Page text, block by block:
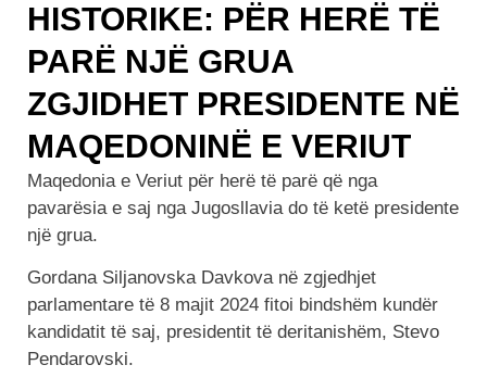
HISTORIKE: PËR HERË TË
PARË NJË GRUA
ZGJIDHET PRESIDENTE NË
MAQEDONINË E VERIUT
Maqedonia e Veriut për herë të parë që nga
pavarësia e saj nga Jugosllavia do të ketë presidente
një grua.
Gordana Siljanovska Davkova në zgjedhjet
parlamentare të 8 majit 2024 fitoi bindshëm kundër
kandidatit të saj, presidentit të deritanishëm, Stevo
Pendarovski.